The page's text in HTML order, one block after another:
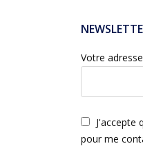
Votre
J'accepte
pour me